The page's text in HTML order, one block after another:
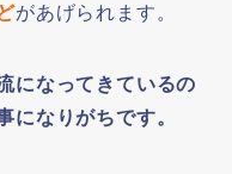
があげられます。
になってきているの
になりがちです。